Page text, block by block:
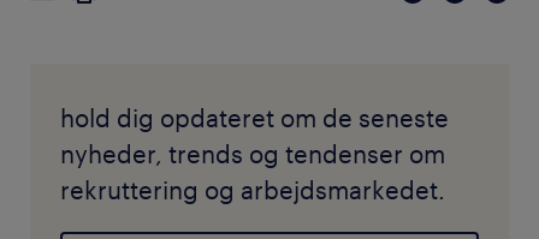
hold dig opdateret om de seneste
nyheder, trends og tendenser om
rekruttering og arbejdsmarkedet.